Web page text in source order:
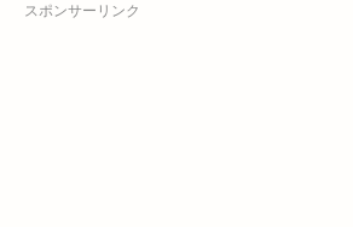
スポンサーリンク